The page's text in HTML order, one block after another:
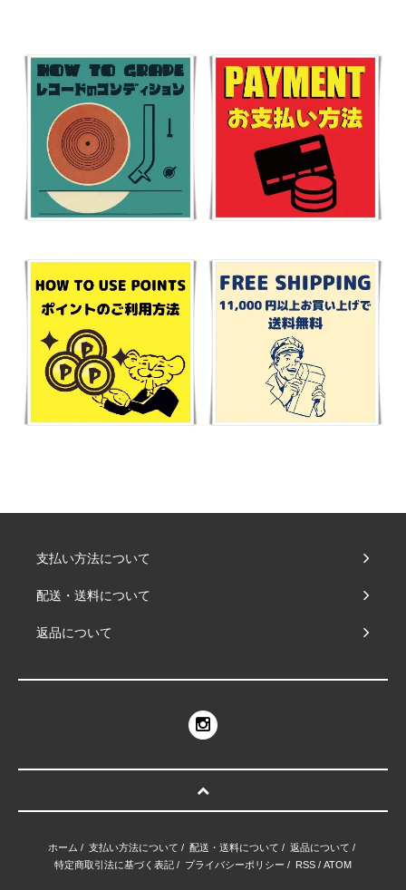
支払い方法について
配送・送料について
返品について
ホーム / 支払い方法について / 配送・送料について / 返品について /
特定商取引法に基づく表記 / プライバシーポリシー / RSS / ATOM